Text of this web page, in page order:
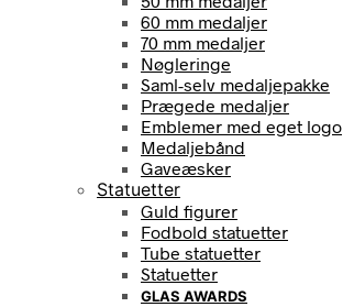
60 mm medaljer
70 mm medaljer
Nøgleringe
Saml-selv medaljepakke
Prægede medaljer
Emblemer med eget logo
Medaljebånd
Gaveæsker
Statuetter
Guld figurer
Fodbold statuetter
Tube statuetter
Statuetter
GLAS AWARDS